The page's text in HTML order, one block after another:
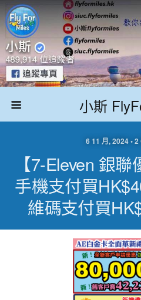
小斯
6 11 月, 2024 •
【7-Eleven 銀
手機支付買
維碼支付買